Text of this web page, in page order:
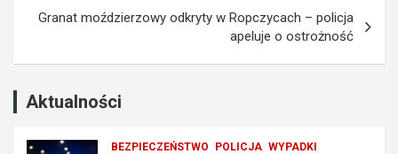
Granat moździerzowy odkryty w Ropczycach – policja
apeluje o ostrożność
Aktualności
BEZPIECZEŃSTWO POLICJA WYPADKI
k
o
z
a
z
n